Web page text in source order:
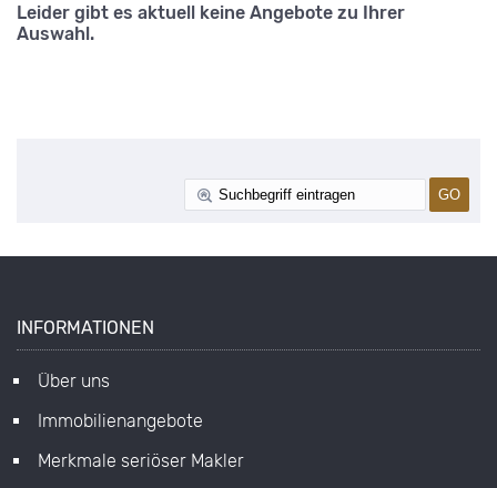
Leider gibt es aktuell keine Angebote zu Ihrer
Auswahl.
INFORMATIONEN
Über uns
Immobilienangebote
Merkmale seriöser Makler